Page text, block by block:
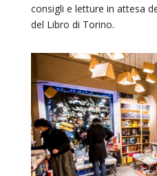
consigli e letture in attesa
del Libro di Torino.